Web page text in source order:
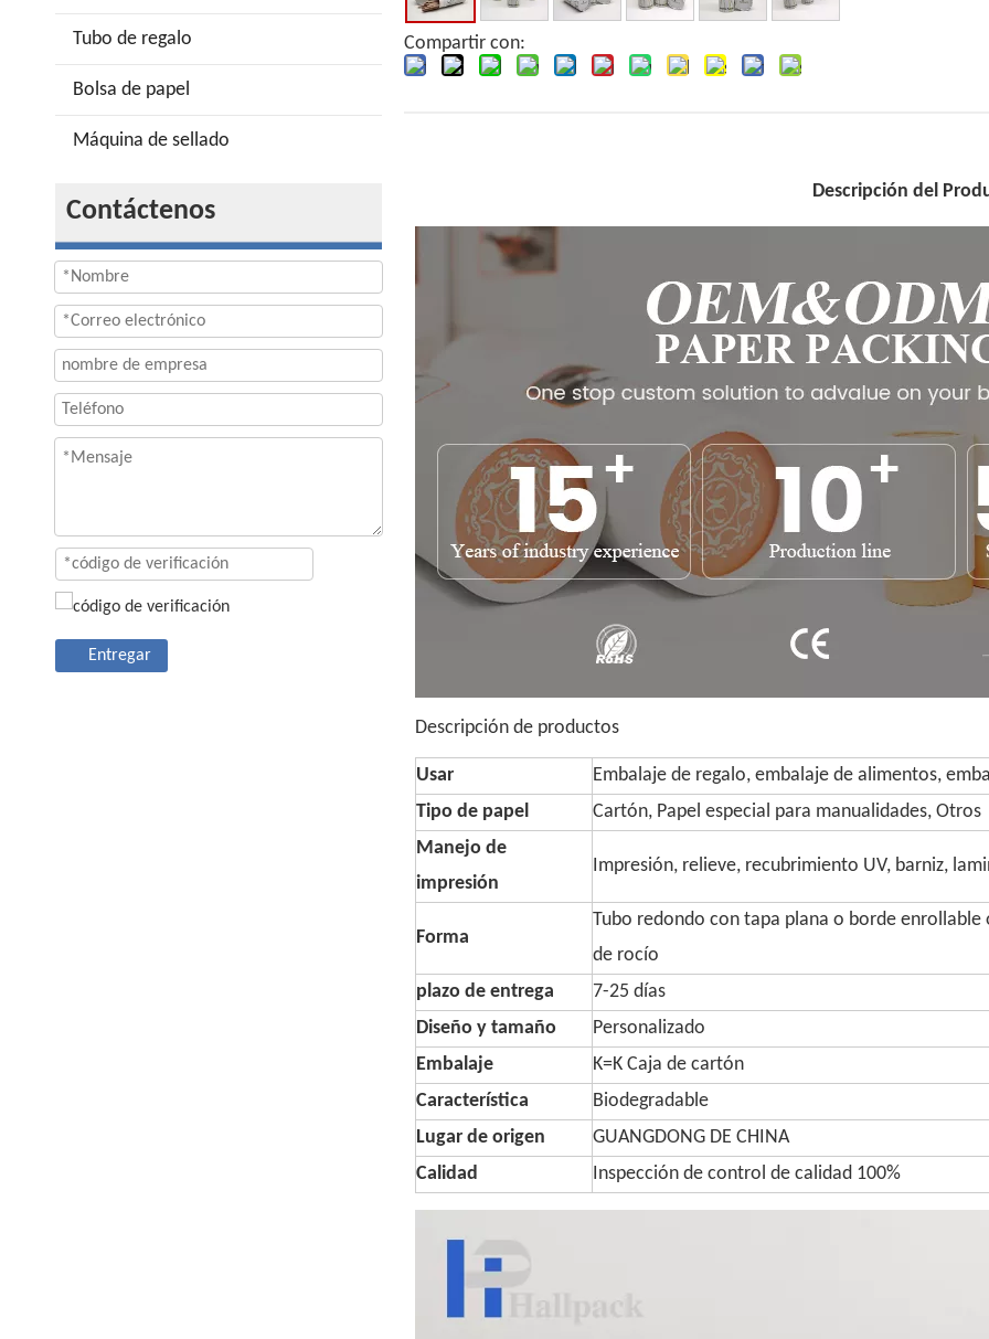
Tubo de regalo
Bolsa de papel
Máquina de sellado
Contáctenos
Entregar
Compartir con:
Descripción del
Descripción de productos
Usar
Embalaje de regalo, embalaje de alimentos,
Tipo de papel
Cartón, Papel especial para manualidades, Otros
Manejo de
impresión
Impresión, relieve, recubrimiento UV, barniz,
Forma
Tubo redondo con tapa plana o borde
de rocío
plazo de entrega
7-25 días
Diseño y tamaño
Personalizado
Embalaje
K=K Caja de cartón
Característica
Biodegradable
Lugar de origen
GUANGDONG DE CHINA
Calidad
Inspección de control de calidad 100%